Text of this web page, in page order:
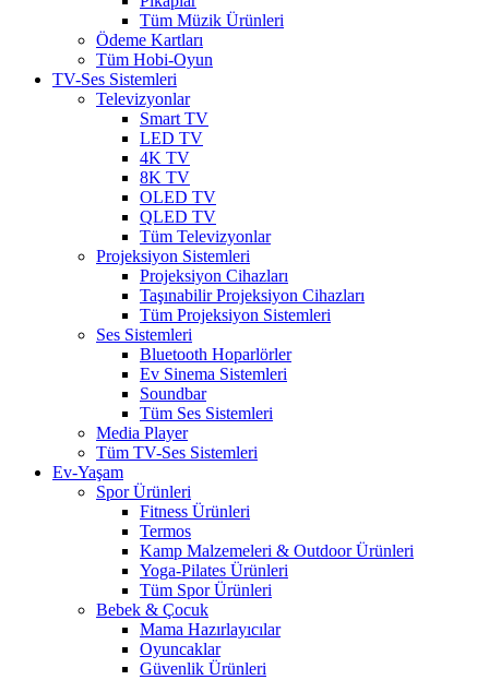
Tüm Müzik Ürünleri
Ödeme Kartları
Tüm Hobi-Oyun
TV-Ses Sistemleri
Televizyonlar
Smart TV
LED TV
4K TV
8K TV
OLED TV
QLED TV
Tüm Televizyonlar
Projeksiyon Sistemleri
Projeksiyon Cihazları
Taşınabilir Projeksiyon Cihazları
Tüm Projeksiyon Sistemleri
Ses Sistemleri
Bluetooth Hoparlörler
Ev Sinema Sistemleri
Soundbar
Tüm Ses Sistemleri
Media Player
Tüm TV-Ses Sistemleri
Ev-Yaşam
Spor Ürünleri
Fitness Ürünleri
Termos
Kamp Malzemeleri & Outdoor Ürünleri
Yoga-Pilates Ürünleri
Tüm Spor Ürünleri
Bebek & Çocuk
Mama Hazırlayıcılar
Oyuncaklar
Güvenlik Ürünleri